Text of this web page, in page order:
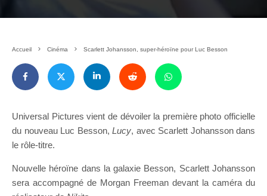
Accueil Cinéma Scarlett Johansson, super-héroïne pour Luc Besson
Universal Pictures vient de dévoiler la première photo officielle
du nouveau Luc Besson, Lucy, avec Scarlett Johansson dans
le rôle-titre.
Nouvelle héroïne dans la galaxie Besson, Scarlett Johansson
sera accompagné de Morgan Freeman devant la caméra du